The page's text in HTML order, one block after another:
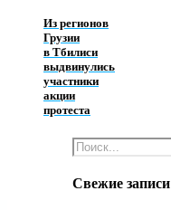
Из регионов
Грузии
в Тбилиси
выдвинулись
участники
акции
протеста
Свежие записи